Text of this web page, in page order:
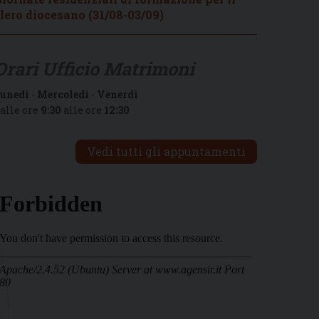
diocesano (31/08-03/09)
- Mercoledì - Venerdì
ore 9:30 alle ore 12:30
Vedi tutti gli appuntamenti